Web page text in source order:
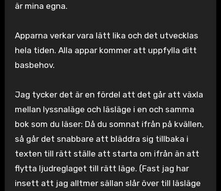
är mina egna.
Apparna verkar vara lätt lika och det utvecklas
hela tiden. Alla appar kommer att uppfylla ditt
basbehov.
Jag tycker det är en fördel att det går att växla
mellan lyssnaläge och läsläge i en och samma
bok som du läser: Då du somnat ifrån på kvällen,
så går det snabbare att bläddra sig tillbaka i
texten till rätt ställe att starta om ifrån än att
flytta ljudreglaget till rätt läge. (Fast jag har
insett att jag alltmer sällan slår över till läsläge